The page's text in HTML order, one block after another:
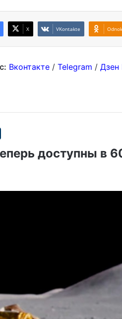
X VKontakte
Вконтакте/ Telegram / Дзен